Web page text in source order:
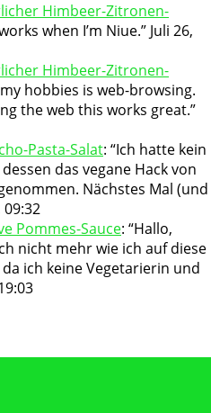
Himbeer-Zitronen-
when I’m Niue.” Juli 26,
Himbeer-Zitronen-
hobbies is web-browsing.
the web this works great.”
Pasta-Salat: “Ich hatte kein
das vegane Hack von
Nächstes Mal (und
09:32
Pommes-Sauce: “Hallo,
nicht mehr wie ich auf diese
ich keine Vegetarierin und